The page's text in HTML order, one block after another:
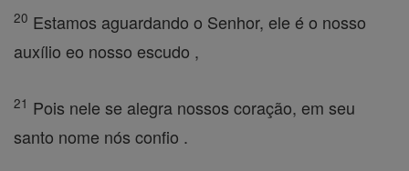
20 Estamos aguardando o Senhor, ele é o nosso
auxílio eo nosso escudo ,
21 Pois nele se alegra nossos coração, em seu
santo nome nós confio .